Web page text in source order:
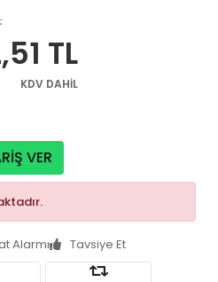
TL
KDV DAHİL
VER
Alarmı Tavsiye Et